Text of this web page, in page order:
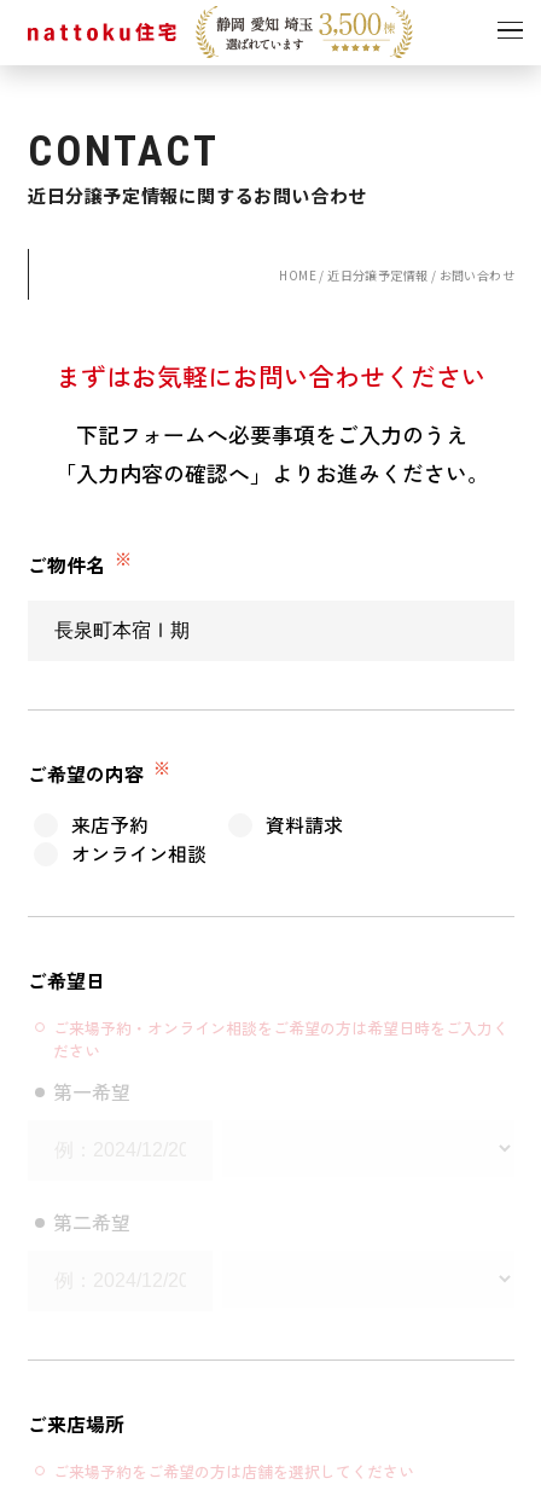
見学会
営業時間／10:00～20:00 定休日／年末年始
OWNER’S SITE オーナーズサイト
nattoku住宅 10のこだわり
家具まで標準仕様の空間コーディネート
徹底したコストダウンの追求
頑丈で長持ちの外壁
CONTACT
近日分譲予定情報に関するお問い合わせ
HOME/近日分譲予定情報 / お問い合わせ
まずはお気軽にお問い合わせください
下記フォームへ必要事項をご入力のうえ
「入力内容の確認へ」よりお進みください。
ご物件名 ※
ご希望の内容 ※
来店予約
資料請求
オンライン相談
ご希望日
ご来場予約・オンライン相談をご希望の方は希望日時をご入力く
ださい
第一希望
第二希望
ご来店場所
ご来場予約をご希望の方は店舗を選択してください